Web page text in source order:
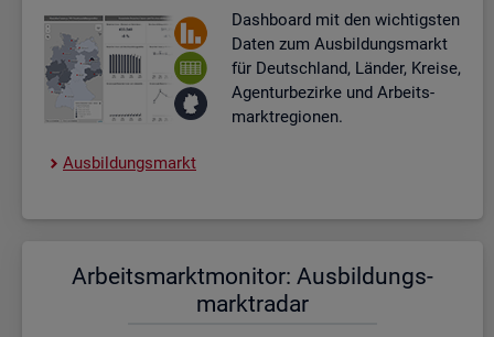
Dash­board mit den wich­tigs­ten
Daten zum Aus­bil­dungs­markt
für Deutsch­land, Län­der, Krei­se,
Agen­tur­be­zir­ke und Ar­beits­
markt­re­gio­nen.
Aus­bil­dungs­markt
Ar­beits­markt­mo­ni­tor: Aus­bil­dungs­
markt­ra­dar